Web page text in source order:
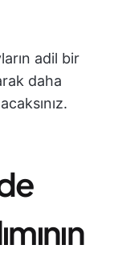
adil bir
daha